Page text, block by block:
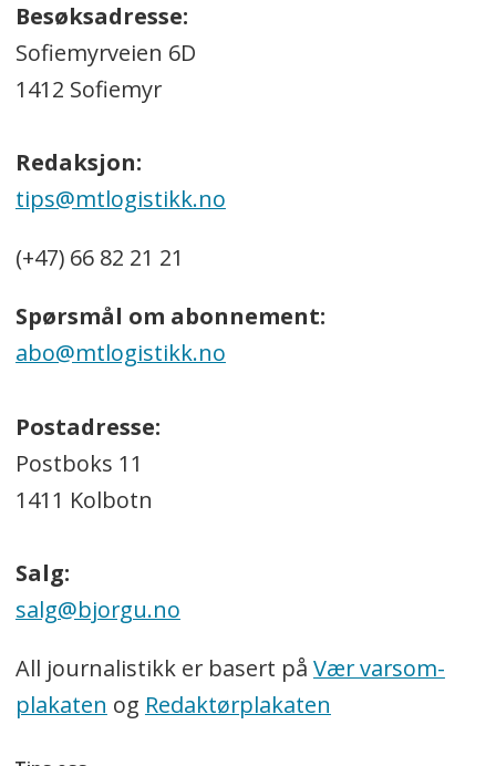
Besøksadresse:
Sofiemyrveien 6D
1412 Sofiemyr
Redaksjon:
tips@mtlogistikk.no
(+47) 66 82 21 21
Spørsmål om abonnement:
abo@mtlogistikk.no
Postadresse:
Postboks 11
1411 Kolbotn
Salg:
salg@bjorgu.no
All journalistikk er basert på Vær varsom-
plakaten og Redaktørplakaten